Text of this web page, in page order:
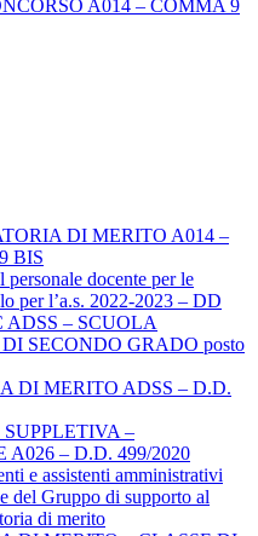
A014 – COMMA 9
DI MERITO A014 –
BIS
docente per le
per l’a.s. 2022-2023 – DD
ADSS – SCUOLA
SECONDO GRADO posto
DI MERITO ADSS – D.D.
–
A026 – D.D. 499/2020
e assistenti amministrativi
del Gruppo di supporto al
di merito